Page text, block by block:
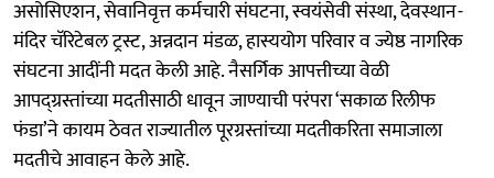
असोसिएशन, सेवानिवृत्त कर्मचारी संघटना, स्वयंसेवी संस्था, देवस्थान-
मंदिर चॅरिटेबल ट्रस्ट, अन्नदान मंडळ, हास्ययोग परिवार व ज्येष्ठ नागरिक
संघटना आदींनी मदत केली आहे. नैसर्गिक आपत्तीच्या वेळी
आपद्ग्रस्तांच्या मदतीसाठी धावून जाण्याची परंपरा ‘सकाळ रिलीफ
फंडा’ने कायम ठेवत राज्यातील पूरग्रस्तांच्या मदतीकरिता समाजाला
मदतीचे आवाहन केले आहे.